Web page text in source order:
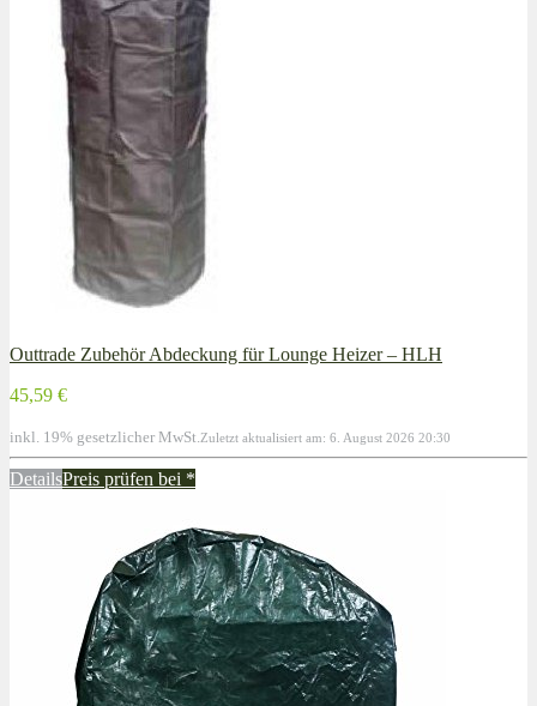
Outtrade Zubehör Abdeckung für Lounge Heizer – HLH
45,59 €
inkl. 19% gesetzlicher MwSt. Zuletzt aktualisiert am: 6. August 2026 20:30
DetailsPreis prüfen bei *